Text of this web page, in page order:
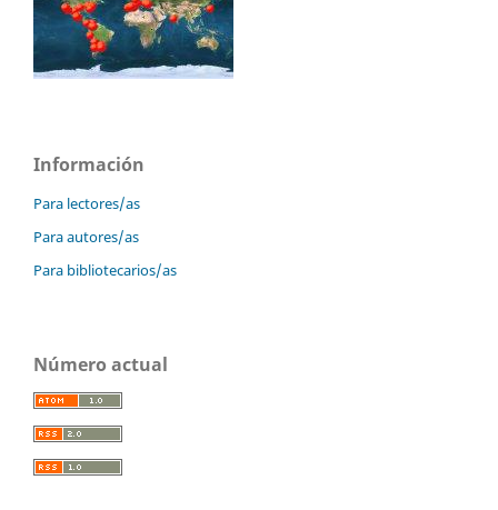
Información
Para lectores/as
Para autores/as
Para bibliotecarios/as
Número actual